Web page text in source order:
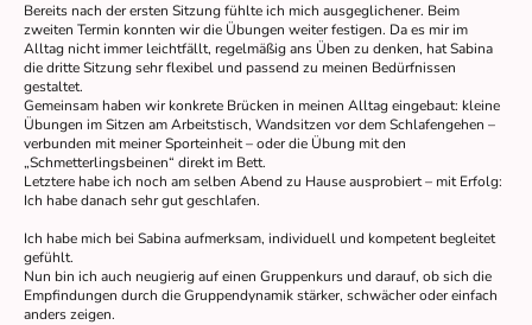
Bereits nach der ersten Sitzung fühlte ich mich ausgeglichener. Beim
zweiten Termin konnten wir die Übungen weiter festigen. Da es mir im
Alltag nicht immer leichtfällt, regelmäßig ans Üben zu denken, hat Sabina
die dritte Sitzung sehr flexibel und passend zu meinen Bedürfnissen
gestaltet.
Gemeinsam haben wir konkrete Brücken in meinen Alltag eingebaut: kleine
Übungen im Sitzen am Arbeitstisch, Wandsitzen vor dem Schlafengehen –
verbunden mit meiner Sporteinheit – oder die Übung mit den
„Schmetterlingsbeinen“ direkt im Bett.
Letztere habe ich noch am selben Abend zu Hause ausprobiert – mit Erfolg:
Ich habe danach sehr gut geschlafen.
Ich habe mich bei Sabina aufmerksam, individuell und kompetent begleitet
gefühlt.
Nun bin ich auch neugierig auf einen Gruppenkurs und darauf, ob sich die
Empfindungen durch die Gruppendynamik stärker, schwächer oder einfach
anders zeigen.